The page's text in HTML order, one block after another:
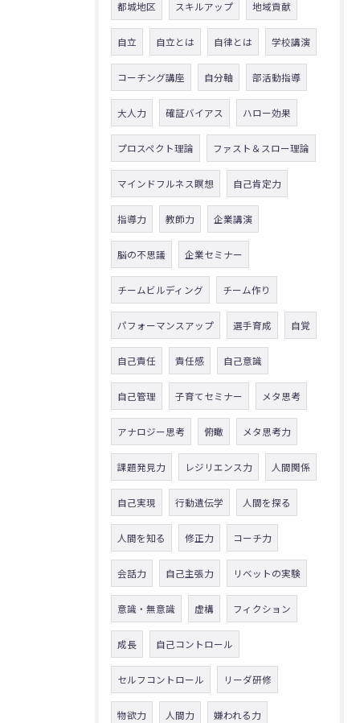
都城地区 スキルアップ 地域貢献
自立 自立とは 自律とは 学校講演
コーチング講座 自分軸 部活動指導
大人力 確証バイアス ハロー効果
プロスペクト理論 ファスト＆スロー理論
マインドフルネス瞑想 自己肯定力
指導力 教師力 企業講演
脳の不思議 企業セミナー
チームビルディング チーム作り
パフォーマンスアップ 選手育成 自覚
自己責任 責任感 自己意識
自己管理 子育てセミナー メタ思考
アナロジー思考 俯瞰 メタ思考力
課題発見力 レジリエンス力 人間関係
自己実現 行動遺伝学 人間を探る
人間を知る 修正力 コーチ力
会話力 自己主張力 リベットの実験
意識・無意識 虚構 フィクション
成長 自己コントロール
セルフコントロール リーダ研修
物欲力 人間力 嫌われる力